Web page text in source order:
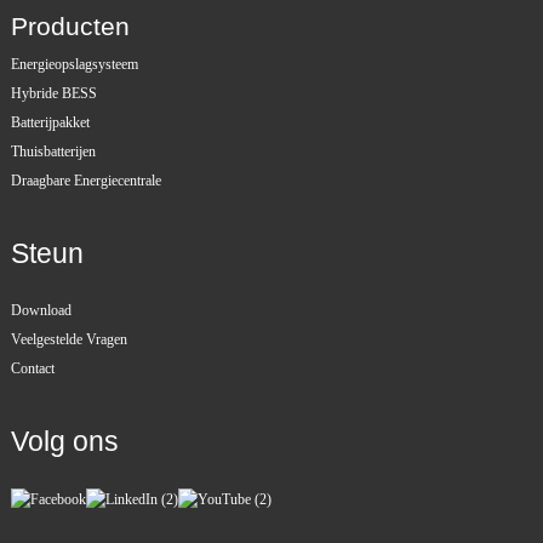
Producten
Energieopslagsysteem
Hybride BESS
Batterijpakket
Thuisbatterijen
Draagbare Energiecentrale
Steun
Download
Veelgestelde Vragen
Contact
Volg ons